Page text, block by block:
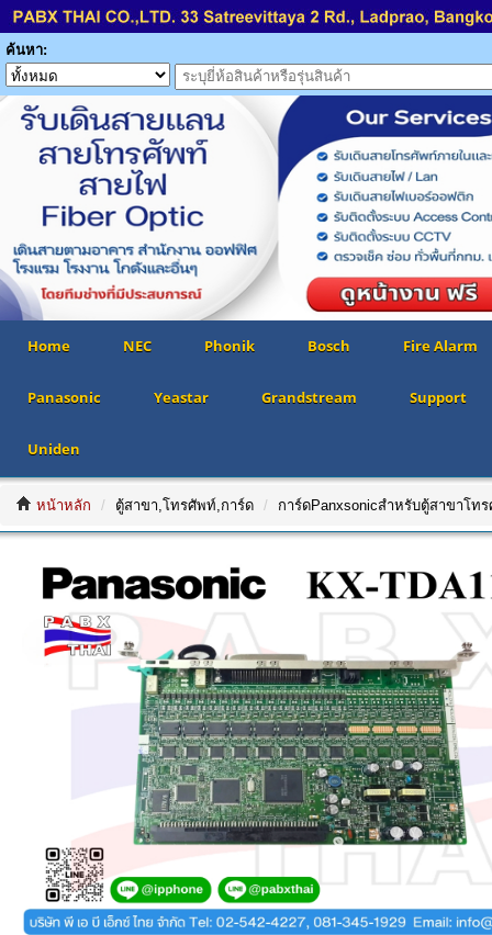
ค้นหา:
Home NEC Phonik Bosch Fire Alarm
Panasonic Yeastar Grandstream Support
Uniden
หน้าหลัก ตู้สาขา,โทรศัพท์,การ์ด การ์ดPanxsonicสำหรับตู้สาขาโ